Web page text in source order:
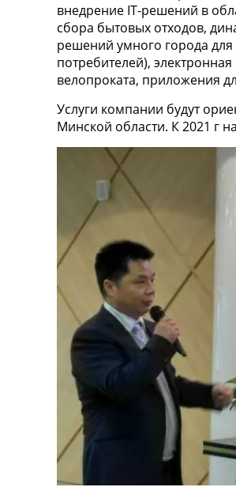
внедрение IT-решений в
сбора бытовых отходов,
решений умного города
потребителей),
велопроката, приложения
Услуги компании будут
Минской области. К 2021 г